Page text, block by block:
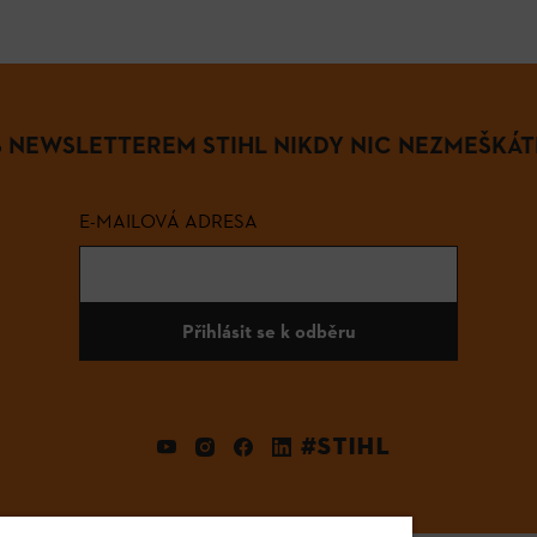
NEWSLETTEREM STIHL NIKDY NIC
E-MAILOVÁ ADRESA
Přihlásit se k odběru
#STIHL